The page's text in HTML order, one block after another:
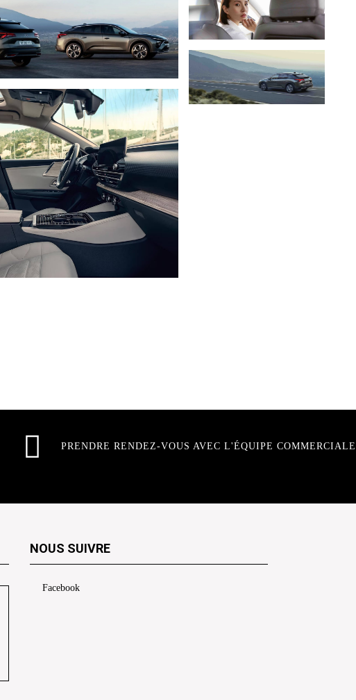
PRENDRE RENDEZ-VOUS AVEC L'ÉQUIPE COMMERCIALE
NOUS SUIVRE
Facebook